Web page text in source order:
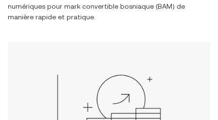
numériques pour mark convertible bosniaque (BAM) de
manière rapide et pratique.